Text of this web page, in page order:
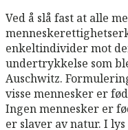
Ved å slå fast at alle
enkeltindivider mot
undertrykkelse som
Auschwitz.
visse mennesker er
Ingen mennesker er
er slaver av natur. I